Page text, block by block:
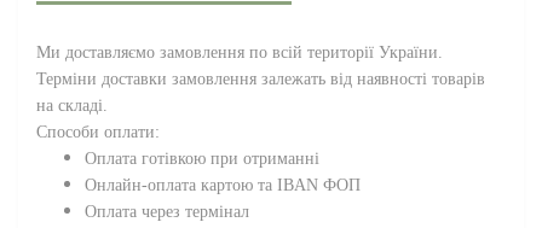
Ми доставляємо замовлення по всій території України.
Терміни доставки замовлення залежать від наявності товарів
на складі.
Способи оплати:
Оплата готівкою при отриманні
Онлайн-оплата картою та IBAN ФОП
Оплата через термінал